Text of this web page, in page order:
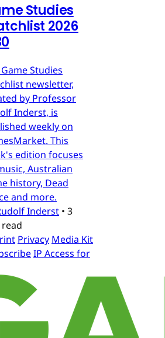
Studies
2026
Studies
newsletter,
by Professor
Inderst, is
weekly on
This
edition focuses
Australian
history, Dead
and more.
Inderst • 3
Privacy Media Kit
IP Access for